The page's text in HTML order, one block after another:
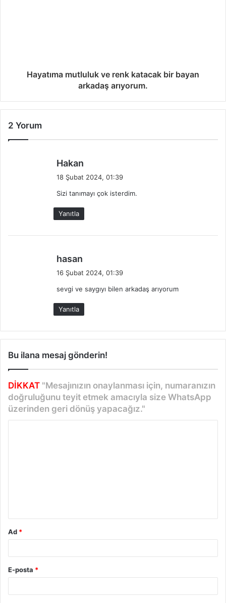
Hayatıma mutluluk ve renk katacak bir bayan
arkadaş arıyorum.
2 Yorum
Hakan
i
k
i
18 Şubat 2024, 01:39
Sizi tanımayı çok isterdim.
Yanıtla
hasan
k
i
16 Şubat 2024, 01:39
sevgi ve saygıyı bilen arkadaş arıyorum
Yanıtla
Bu ilana mesaj gönderin!
DİKKAT "Mesajınızın onaylanması için, numaranızın
doğruluğunu teyit etmek amacıyla size WhatsApp
üzerinden geri dönüş yapacağız."
Ad *
E-posta *